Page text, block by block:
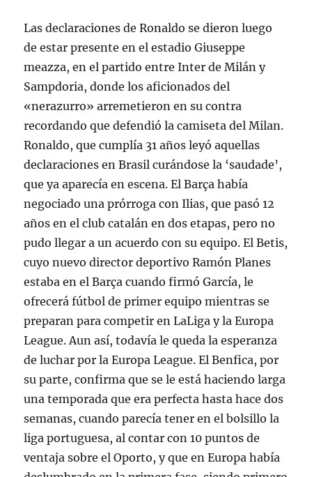
Las declaraciones de Ronaldo se dieron luego
de estar presente en el estadio Giuseppe
meazza, en el partido entre Inter de Milán y
Sampdoria, donde los aficionados del
«nerazurro» arremetieron en su contra
recordando que defendió la camiseta del Milan.
Ronaldo, que cumplía 31 años leyó aquellas
declaraciones en Brasil curándose la ‘saudade’,
que ya aparecía en escena. El Barça había
negociado una prórroga con Ilias, que pasó 12
años en el club catalán en dos etapas, pero no
pudo llegar a un acuerdo con su equipo. El Betis,
cuyo nuevo director deportivo Ramón Planes
estaba en el Barça cuando firmó García, le
ofrecerá fútbol de primer equipo mientras se
preparan para competir en LaLiga y la Europa
League. Aun así, todavía le queda la esperanza
de luchar por la Europa League. El Benfica, por
su parte, confirma que se le está haciendo larga
una temporada que era perfecta hasta hace dos
semanas, cuando parecía tener en el bolsillo la
liga portuguesa, al contar con 10 puntos de
ventaja sobre el Oporto, y que en Europa había